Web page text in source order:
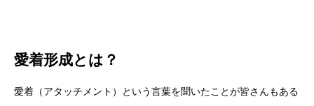
愛着形成とは？
愛着（アタッチメント）という言葉を聞いたことが皆さんもある